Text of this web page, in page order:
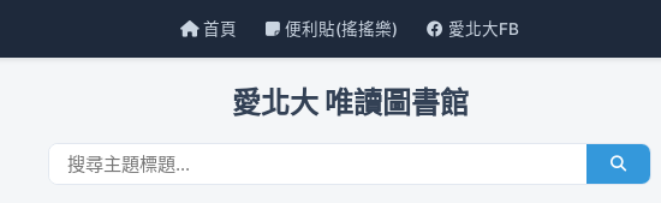
首頁 便利貼(搖搖樂) 愛北大FB
愛北大 唯讀圖書館